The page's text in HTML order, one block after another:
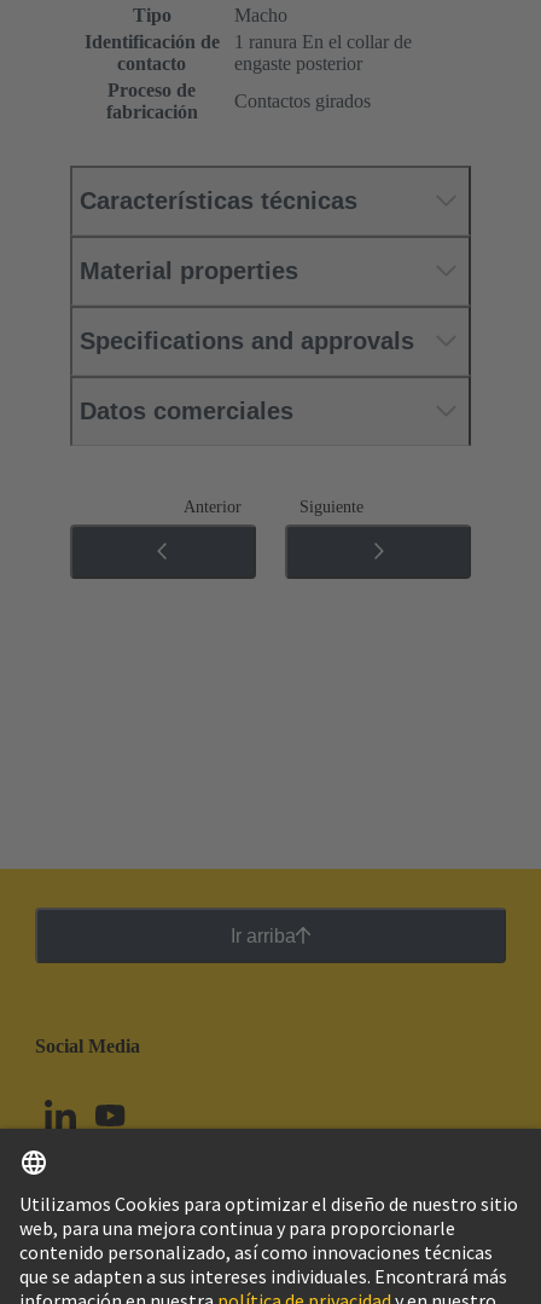
Tipo
Macho
Identificación de
contacto
1 ranura En el collar de
engaste posterior
Proceso de
fabricación
Contactos girados
Características técnicas
Material properties
Specifications and approvals
Datos comerciales
Anterior Siguiente
Ir arriba
Social Media
Perú Español